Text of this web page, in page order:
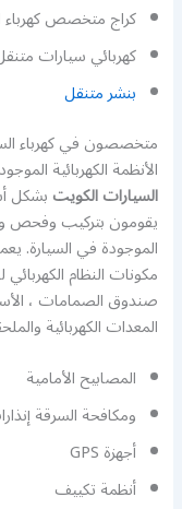
كراج متخصص كهرباء
كهربائي سيارات
بنشر متنقل
متخصصون في كهرباء
الأنظمة الكهربائية
السيارات الكويتبشكل
يقومون بتركيب وفحص
الموجودة في السيارة.
مكونات النظام الكهربائي
صندوق الصمامات ،
المعدات الكهربائية
المصابيح الأمامية
ومكافحة السرقة
أجهزة GPS
أنظمة تكييف